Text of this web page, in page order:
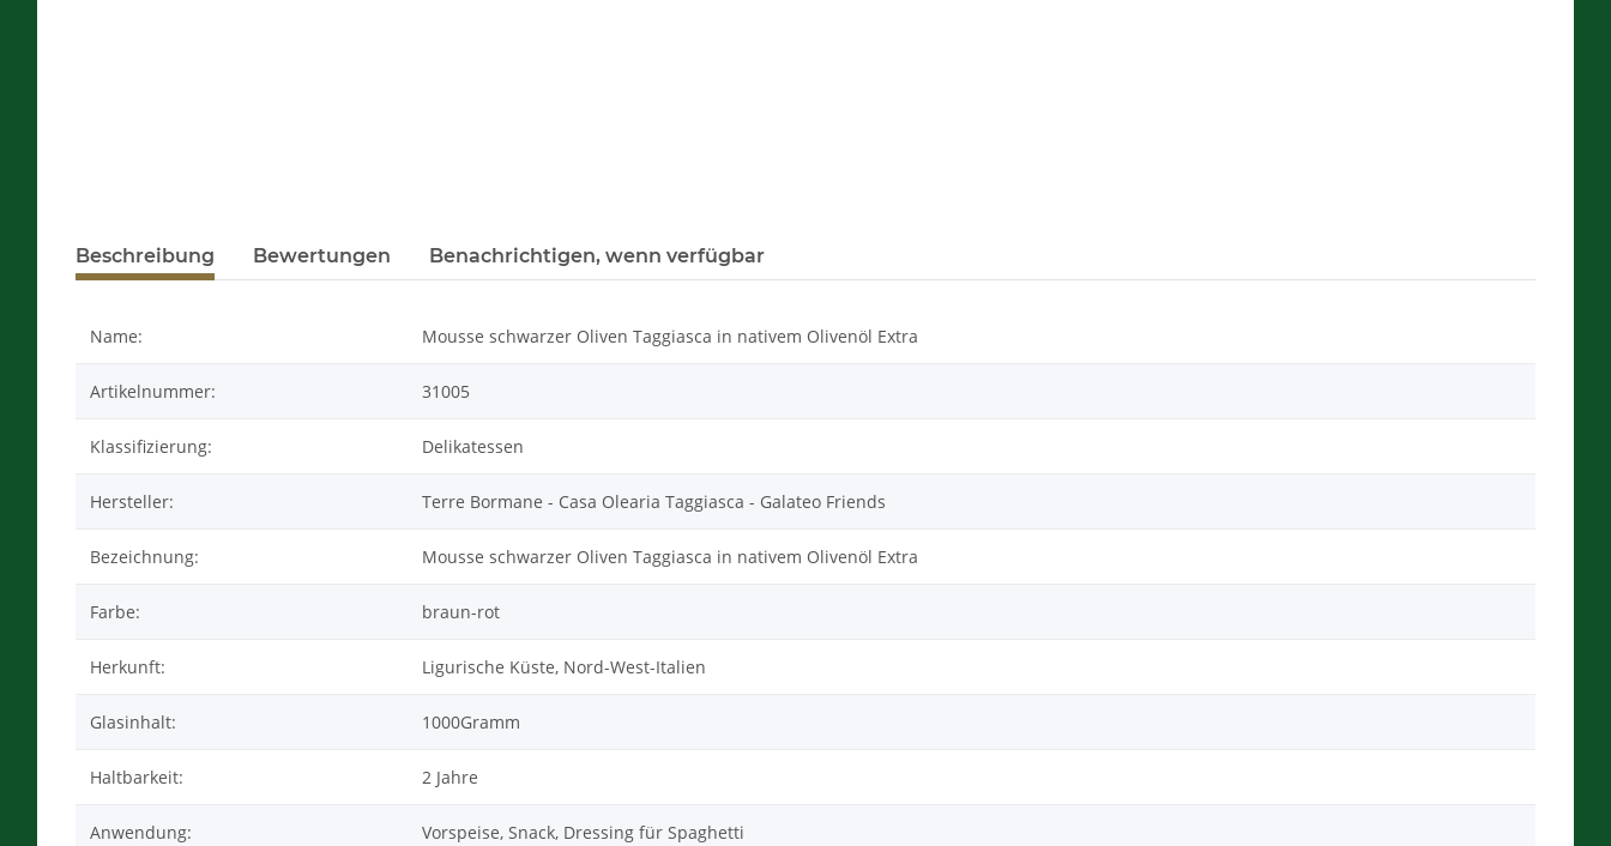
Beschreibung Bewertungen Benachrichtigen, wenn verfügbar
Name: Mousse schwarzer Oliven Taggiasca in nativem Olivenöl Extra
Artikelnummer: 31005
Klassifizierung: Delikatessen
Hersteller: Terre Bormane - Casa Olearia Taggiasca - Galateo Friends
Bezeichnung: Mousse schwarzer Oliven Taggiasca in nativem Olivenöl Extra
Farbe: braun-rot
Herkunft: Ligurische Küste, Nord-West-Italien
Glasinhalt: 1000Gramm
Haltbarkeit: 2 Jahre
Anwendung: Vorspeise, Snack, Dressing für Spaghetti